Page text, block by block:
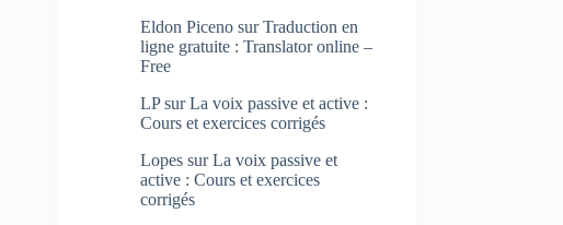
Eldon Piceno surTraduction en
ligne gratuite : Translator online –
Free
LPsurLa voix passive et active :
Cours et exercices corrigés
Lopes surLa voix passive et
active : Cours et exercices
corrigés